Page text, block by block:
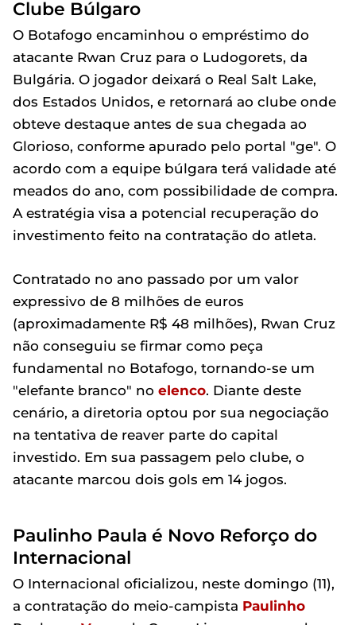
Clube Búlgaro
O Botafogo encaminhou o empréstimo do
atacante Rwan Cruz para o Ludogorets, da
Bulgária. O jogador deixará o Real Salt Lake,
dos Estados Unidos, e retornará ao clube onde
obteve destaque antes de sua chegada ao
Glorioso, conforme apurado pelo portal "ge". O
acordo com a equipe búlgara terá validade até
meados do ano, com possibilidade de compra.
A estratégia visa a potencial recuperação do
investimento feito na contratação do atleta.
Contratado no ano passado por um valor
expressivo de 8 milhões de euros
(aproximadamente R$ 48 milhões), Rwan Cruz
não conseguiu se firmar como peça
fundamental no Botafogo, tornando-se um
"elefante branco" no elenco. Diante deste
cenário, a diretoria optou por sua negociação
na tentativa de reaver parte do capital
investido. Em sua passagem pelo clube, o
atacante marcou dois gols em 14 jogos.
Paulinho Paula é Novo Reforço do
Internacional
O Internacional oficializou, neste domingo (11),
a contratação do meio-campista Paulinho